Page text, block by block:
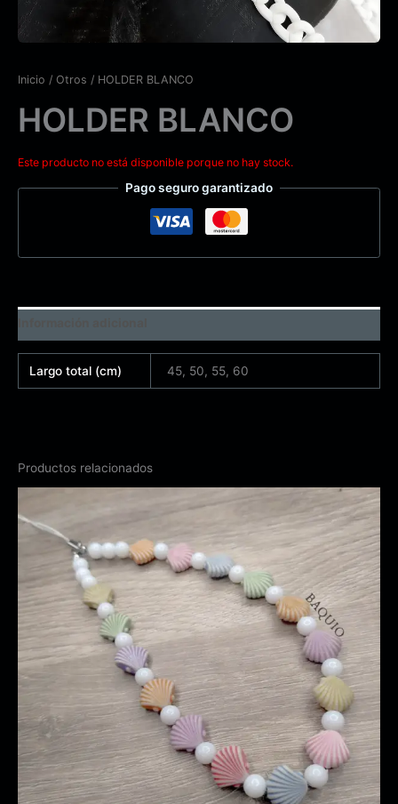
Inicio / Otros / HOLDER BLANCO
HOLDER BLANCO
Este producto no está disponible porque no hay stock.
Pago seguro garantizado
Largo total (cm) 45, 50, 55, 60
Productos relacionados